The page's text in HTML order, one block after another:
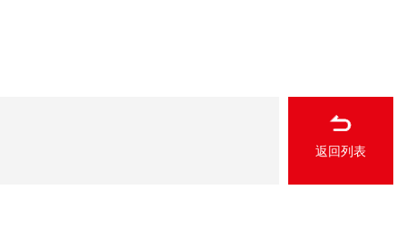
返回列表